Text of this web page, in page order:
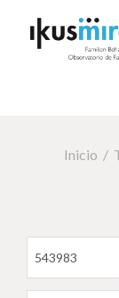
Inicio